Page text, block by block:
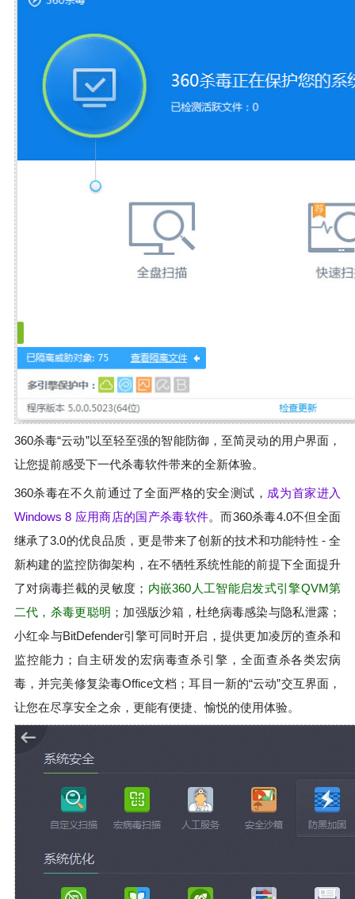
360杀毒“云动”以至轻至强的智能防御，至简灵动的用户界面，
让您提前感受下一代杀毒软件带来的全新体验。
360杀毒在不久前通过了全面严格的安全测试， 成为首家进入
Windows 8 应用商店的国产杀毒软件。而360杀毒4.0不但全面
继承了3.0的优良品质，更是带来了创新的技术和功能特性 - 全
新构建的监控防御架构，在不牺牲系统性能的前提下全面提升
了对病毒拦截的灵敏度； 内嵌360人工智能启发式引擎QVM第
二代，杀毒更聪明 ；加强版沙箱，杜绝病毒感染与隐私泄露；
小红伞与BitDefender引擎可同时开启，提供更加凌厉的查杀和
监控能力；自主研发的宏病毒查杀引擎，全面查杀各类宏病
毒，并完美修复染毒Office文档；耳目一新的“云动”交互界面，
让您在尽享安全之余，更能有便捷、愉悦的使用体验。